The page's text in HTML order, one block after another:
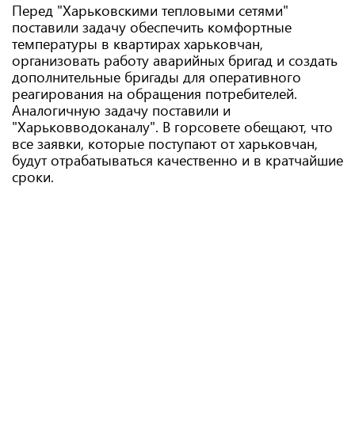
Перед "Харьковскими тепловыми сетями"
поставили задачу обеспечить комфортные
температуры в квартирах харьковчан,
организовать работу аварийных бригад и создать
дополнительные бригады для оперативного
реагирования на обращения потребителей.
Аналогичную задачу поставили и
"Харьковводоканалу". В горсовете обещают, что
все заявки, которые поступают от харьковчан,
будут отрабатываться качественно и в кратчайшие
сроки.